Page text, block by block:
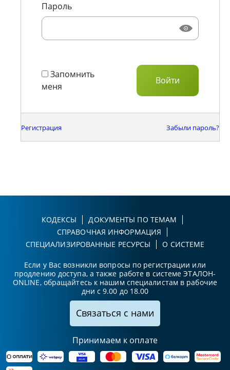
Пароль
Запомнить
меня
Регистрация Забыли пароль?
КОДЕКСЫ
ДОКУМЕНТЫ ПО ТЕМАМ
СПРАВОЧНАЯ ИНФОРМАЦИЯ
СПЕЦИАЛИЗИРОВАННЫЕ РЕСУРСЫ
О СИСТЕМЕ
Если у Вас возникли вопросы по регистрации или
продлению доступа, а также работе в системе ЭТАЛОН-
ONLINE, обращайтесь к нашим специалистам в рабочие
дни с 9.00 до 18.00
Связаться с нами
Принимаем к оплате